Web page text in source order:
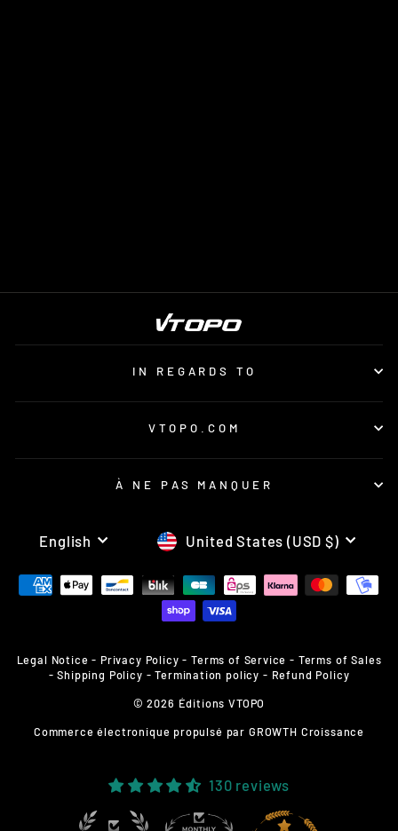
IN REGARDS TO
VTOPO.COM
À NE PAS MANQUER
LANGUAGE
English CURRENCY
United States (USD $)
Legal Notice - Privacy Policy -Terms of Service - Terms of Sales
-Shipping Policy -Termination policy - Refund Policy
© 2026 Éditions VTOPO
Commerce électronique propulsé par GROWTH Croissance
130 reviews